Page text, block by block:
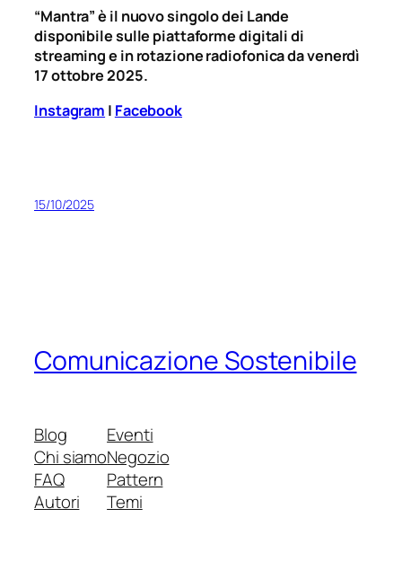
“Mantra” è il nuovo singolo dei Lande
disponibile sulle piattaforme digitali di
streaming e in rotazione radiofonica da venerdì
17 ottobre 2025.
Instagram | Facebook
15/10/2025
Comunicazione Sostenibile
Blog
Chi siamo
FAQ
Autori
Eventi
Negozio
Pattern
Temi